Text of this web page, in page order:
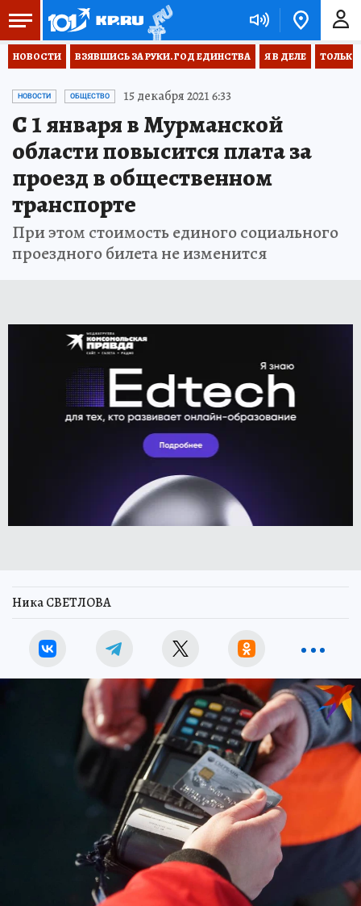
НОВОСТИ ВЗЯВШИСЬ ЗА РУКИ. ГОД ЕДИНСТВА Я В ДЕЛЕ ТОЛЬКО
НОВОСТИ ОБЩЕСТВО 15 декабря 2021 6:33
С 1 января в Мурманской
области повысится плата за
проезд в общественном
транспорте
При этом стоимость единого социального
проездного билета не изменится
Ника СВЕТЛОВА